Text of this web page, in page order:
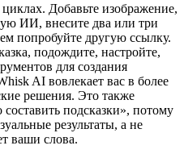
Добавьте изображение,
ИИ, внесите два или три
попробуйте другую ссылку.
подождите, настройте,
для создания
AI вовлекает вас в более
решения. Это также
подсказки», потому
результаты, а не
ваши слова.